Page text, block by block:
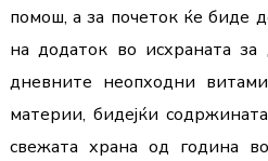
помош, а за почеток ќе биде
на додаток во исхраната
дневните неопходни
материи, бидејќи
свежата храна од година